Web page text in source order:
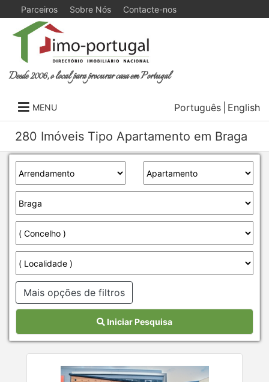
Parceiros Sobre Nós Contacte-nos
Desde 2006, o local para procurar casa em Portugal
MENU Português English
280 Imóveis Tipo Apartamento em Braga
Mais opções de filtros
Iniciar Pesquisa